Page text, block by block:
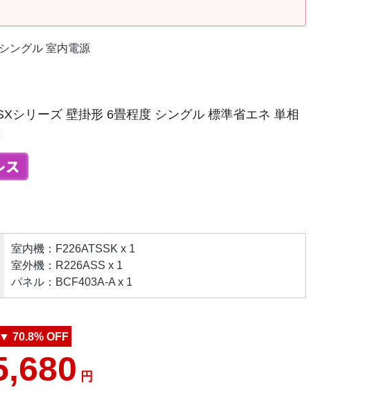
ングル 室内電源
シリーズ 壁掛形 6畳程度 シングル 標準省エネ 単相
室内機：F226ATSSK x 1
室外機：R226ASS x 1
パネル：BCF403A-A x 1
▼ 70.8% OFF
円